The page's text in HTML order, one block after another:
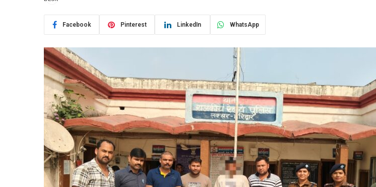
Facebook Pinterest LinkedIn WhatsApp